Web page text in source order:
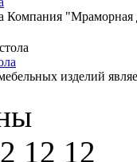
Компания "Мраморная
изделий
12 12